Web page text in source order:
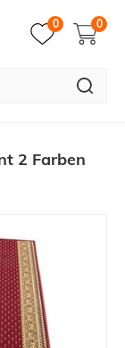
0 0
2 Farben